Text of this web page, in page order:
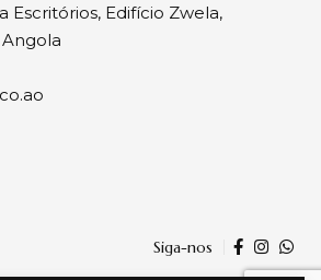
Escritórios, Edifício Zwela,
Siga-nos